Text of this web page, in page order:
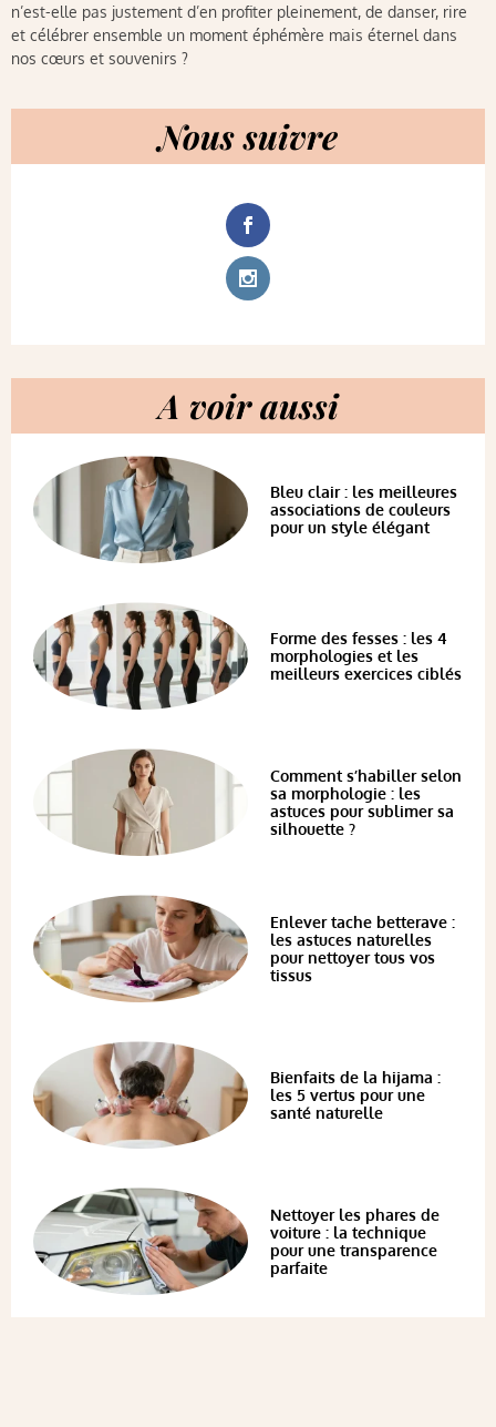
n’est-elle pas justement d’en profiter pleinement, de danser, rire
et célébrer ensemble un moment éphémère mais éternel dans
nos cœurs et souvenirs ?
Nous suivre
A voir aussi
Bleu clair : les meilleures
associations de couleurs
pour un style élégant
Forme des fesses : les 4
morphologies et les
meilleurs exercices ciblés
Comment s’habiller selon
sa morphologie : les
astuces pour sublimer sa
silhouette ?
Enlever tache betterave :
les astuces naturelles
pour nettoyer tous vos
tissus
Bienfaits de la hijama :
les 5 vertus pour une
santé naturelle
Nettoyer les phares de
voiture : la technique
pour une transparence
parfaite